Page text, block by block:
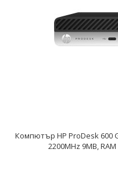
Компютър HP ProDesk 600
2200MHz 9MB,